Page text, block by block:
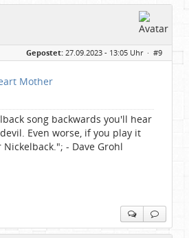
Gepostet: 27.09.2023 - 13:05 Uhr · #9
Mother
song backwards you'll hear
Even worse, if you play it
- Dave Grohl